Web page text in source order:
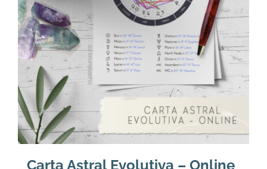
Carta Astral Evolutiva – Online